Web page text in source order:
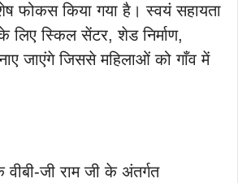
फोकस किया गया है। स्वयं सहायता
लिए स्किल सेंटर, शेड निर्माण,
जाएंगे जिससे महिलाओं को गाँव में
जी राम जी के अंतर्गत